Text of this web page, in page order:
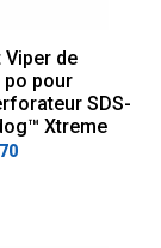
Viper de
po pour
SDS-
Xtreme